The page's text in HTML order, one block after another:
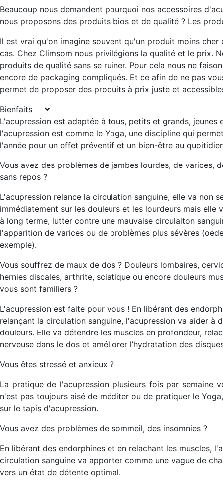
Beaucoup nous demandent pourquoi nos accessoires
nous proposons des produits bios et de qualité ? Les
Il est vrai qu'on imagine souvent qu'un produit moins
cas. Chez Climsom nous privilégions la qualité et le prix.
produits de qualité sans se ruiner. Pour cela nous ne
encore de packaging compliqués. Et ce afin de ne pas
permet de proposer des produits à prix juste et
Bienfaits
L'acupression est adaptée à tous, petits et grands,
l'acupression est comme le Yoga, une discipline qui
l'année pour un effet préventif et un bien-être au
Vous avez des problèmes de jambes lourdes, de varices,
sans repos ?
L'acupression relance la circulation sanguine, elle va non
immédiatement sur les douleurs et les lourdeurs mais elle
à long terme, lutter contre une mauvaise circulaiton
l'apparition de varices ou de problèmes plus sévères
exemple).
Vous souffrez de maux de dos ? Douleurs lombaires,
hernies discales, arthrite, sciatique ou encore douleurs
vous sont familiers ?
L'acupression est faite pour vous ! En libérant des
relançant la circulation sanguine, l'acupression va aider
douleurs. Elle va détendre les muscles en profondeur,
nerveuse dans le dos et améliorer l’hydratation des
Vous êtes stressé et anxieux ?
La pratique de l'acupression plusieurs fois par semaine
n'est pas toujours aisé de méditer ou de pratiquer le
sur le tapis d'acupression.
Vous avez des problèmes de sommeil, des insomnies ?
En libérant des endorphines et en relachant les muscles,
circulation sanguine va apporter comme une vague de
vers un état de détente optimal.